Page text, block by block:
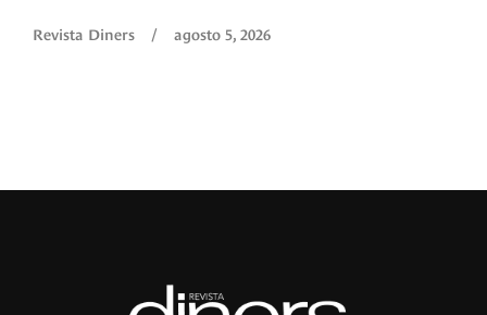
Revista Diners / agosto 5, 2026